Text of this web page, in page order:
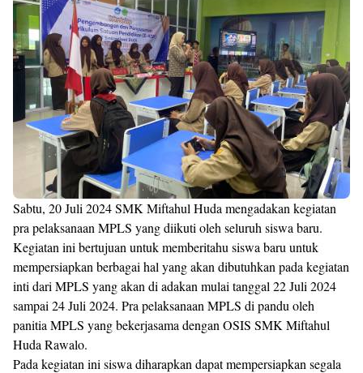
Sabtu, 20 Juli 2024 SMK Miftahul Huda mengadakan kegiatan
pra pelaksanaan MPLS yang diikuti oleh seluruh siswa baru.
Kegiatan ini bertujuan untuk memberitahu siswa baru untuk
mempersiapkan berbagai hal yang akan dibutuhkan pada kegiatan
inti dari MPLS yang akan di adakan mulai tanggal 22 Juli 2024
sampai 24 Juli 2024. Pra pelaksanaan MPLS di pandu oleh
panitia MPLS yang bekerjasama dengan OSIS SMK Miftahul
Huda Rawalo.
Pada kegiatan ini siswa diharapkan dapat mempersiapkan segala